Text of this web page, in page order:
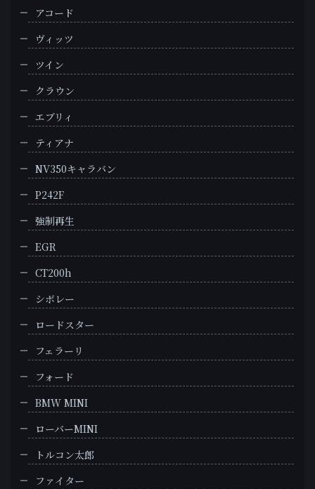
アコード
ヴィッツ
ツイン
クラウン
エブリィ
ティアナ
NV350キャラバン
P242F
強制再生
EGR
CT200h
シボレー
ロードスター
フェラーリ
フォード
BMW MINI
ローバーMINI
トルコン太郎
ファイター